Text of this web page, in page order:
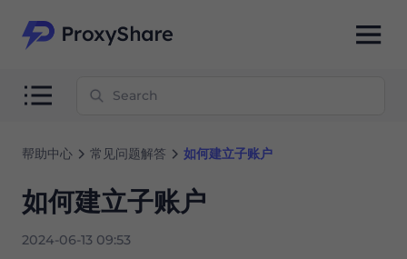
帮助中心 常见问题解答 如何建立子账户
如何建立子账户
2024-06-13 09:53